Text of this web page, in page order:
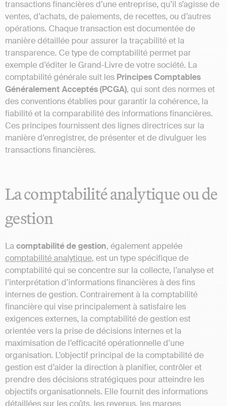
transactions financières d’une entreprise, qu’il s’agisse de
ventes, d’achats, de paiements, de recettes, ou d’autres
opérations. Chaque transaction est documentée de
manière détaillée pour assurer la traçabilité et la
transparence. Ce type de comptabilité permet par
exemple d’éditer le Grand-Livre de votre société. La
comptabilité générale suit les Principes Comptables
Généralement Acceptés (PCGA), qui sont des normes et
des conventions établies pour garantir la cohérence, la
fiabilité et la comparabilité des informations financières.
Ces principes fournissent des lignes directrices sur la
manière d’enregistrer, de présenter et de divulguer les
transactions financières.
La comptabilité analytique ou de
gestion
La comptabilité de gestion, également appelée
comptabilité analytique, est un type spécifique de
comptabilité qui se concentre sur la collecte, l’analyse et
l’interprétation d’informations financières à des fins
internes de gestion. Contrairement à la comptabilité
financière qui vise principalement à satisfaire les
exigences externes, la comptabilité de gestion est
orientée vers la prise de décisions internes et la
maximisation de l’efficacité opérationnelle d’une
organisation. L’objectif principal de la comptabilité de
gestion est d’aider la direction à planifier, contrôler et
prendre des décisions stratégiques pour atteindre les
objectifs organisationnels. Elle fournit des informations
détaillées sur les coûts, les revenus, les marges